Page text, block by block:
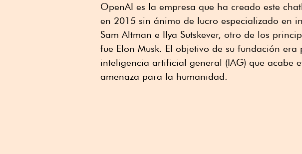
OpenAI es la empresa que ha creado este
en 2015 sin ánimo de lucro especializado en
Sam Altman e Ilya Sutskever, otro de los
fue Elon Musk. El objetivo de su fundación
inteligencia artificial general (IAG) que acabe
amenaza para la humanidad.